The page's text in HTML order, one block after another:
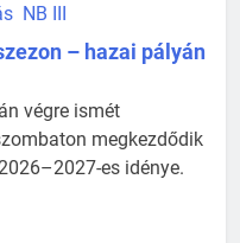
NB III
– hazai pályán
végre ismét
megkezdődik
es idénye.